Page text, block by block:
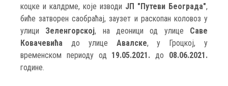
коцке и калдрме, које изводи ЈП "Путеви Београда",
биће затворен саобраћај, заузет и раскопан коловоз у
улици Зеленгорској, на деоници од улице Саве
Ковачевића до улице Авалске, у Гроцкој, у
временском периоду од 19.05.2021. до 08.06.2021.
године.